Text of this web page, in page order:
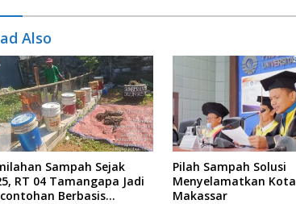
Also
Sampah Sejak
RT 04 Tamangapa Jadi
Berbasis
Pilah Sampah Solusi
Menyelamatkan Kota
Makassar